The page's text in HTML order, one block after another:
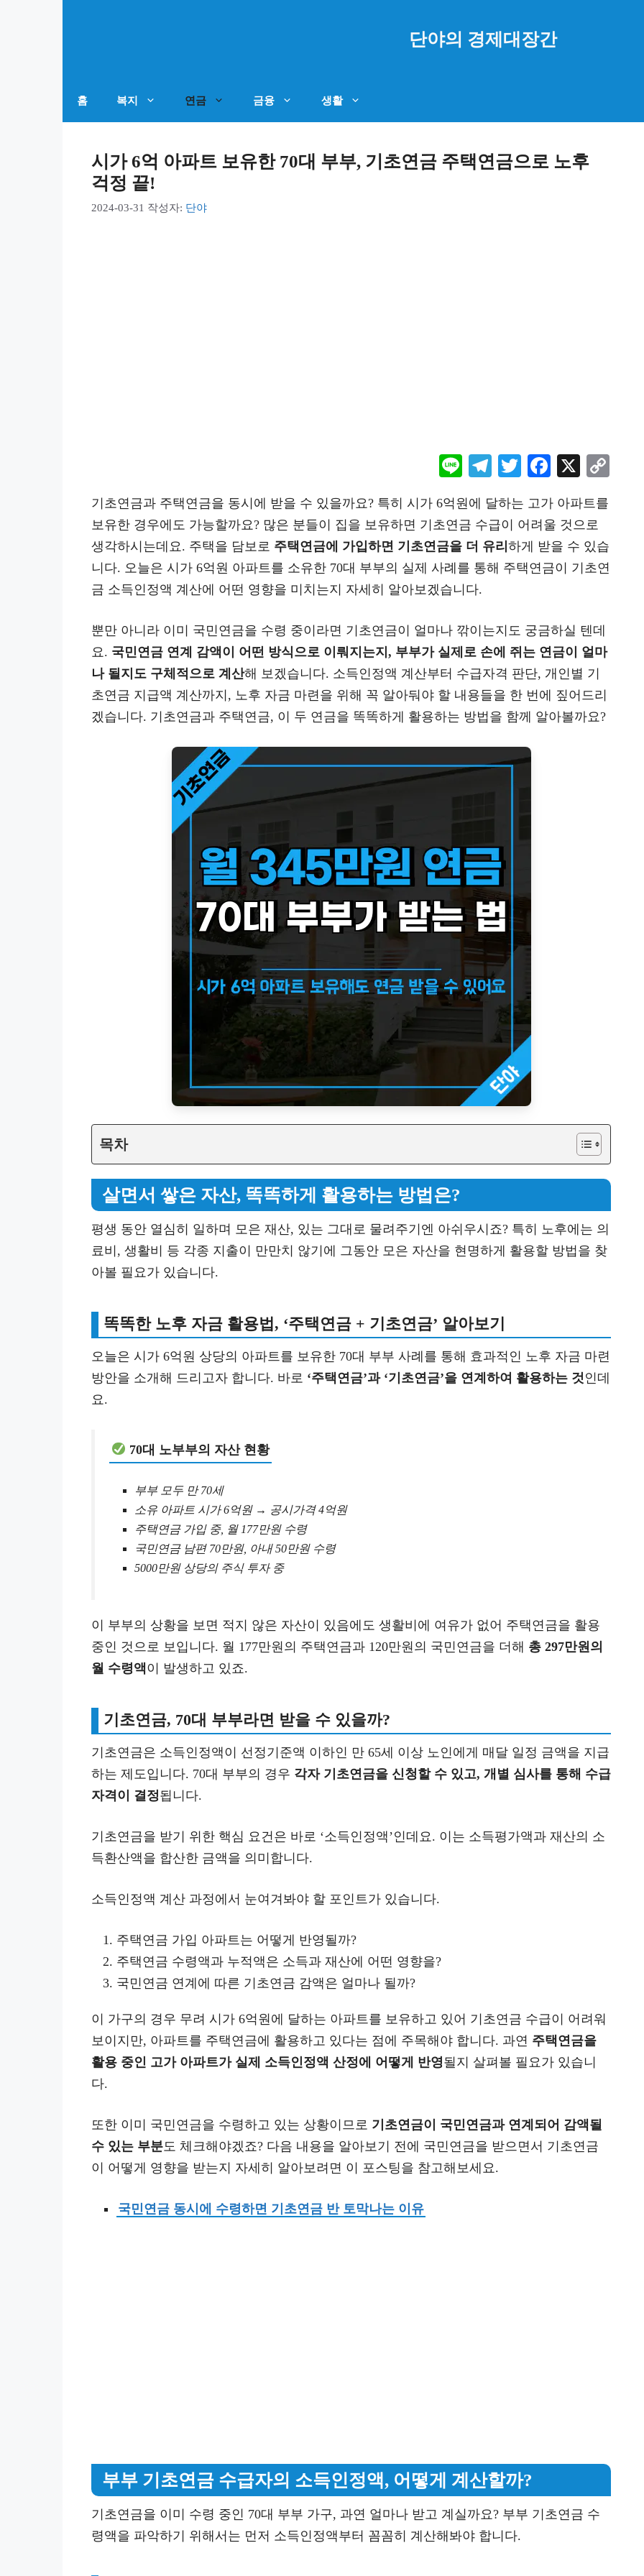
단야의 경제대장간
홈 복지 연금 금융 생활
시가 6억 아파트 보유한 70대 부부, 기초연금 주택연금으로 노후
걱정 끝!
2024-03-31 작성자: 단야
Li
Te
gr
a
m
T
tt
er
F
eb
oo
k
X
기초연금과 주택연금을 동시에 받을 수 있을까요? 특히 시가 6억원에 달하는 고가 아파트를
보유한 경우에도 가능할까요? 많은 분들이 집을 보유하면 기초연금 수급이 어려울 것으로
생각하시는데요. 주택을 담보로 주택연금에 가입하면 기초연금을 더 유리 하게 받을 수 있습
니다. 오늘은 시가 6억원 아파트를 소유한 70대 부부의 실제 사례를 통해 주택연금이 기초연
금 소득인정액 계산에 어떤 영향을 미치는지 자세히 알아보겠습니다.
뿐만 아니라 이미 국민연금을 수령 중이라면 기초연금이 얼마나 깎이는지도 궁금하실 텐데
요. 국민연금 연계 감액이 어떤 방식으로 이뤄지는지, 부부가 실제로 손에 쥐는 연금이 얼마
나 될지도 구체적으로 계산해 보겠습니다. 소득인정액 계산부터 수급자격 판단, 개인별 기
초연금 지급액 계산까지, 노후 자금 마련을 위해 꼭 알아둬야 할 내용들을 한 번에 짚어드리
겠습니다. 기초연금과 주택연금, 이 두 연금을 똑똑하게 활용하는 방법을 함께 알아볼까요?
목차
살면서 쌓은 자산, 똑똑하게 활용하는 방법은?
평생 동안 열심히 일하며 모은 재산, 있는 그대로 물려주기엔 아쉬우시죠? 특히 노후에는 의
료비, 생활비 등 각종 지출이 만만치 않기에 그동안 모은 자산을 현명하게 활용할 방법을 찾
아볼 필요가 있습니다.
똑똑한 노후 자금 활용법, ‘주택연금 + 기초연금’ 알아보기
오늘은 시가 6억원 상당의 아파트를 보유한 70대 부부 사례를 통해 효과적인 노후 자금 마련
방안을 소개해 드리고자 합니다. 바로 ‘주택연금’과 ‘기초연금’을 연계하여 활용하는 것 인데
요.
70대 노부부의 자산 현황
부부 모두 만 70세
소유 아파트 시가 6억원 → 공시가격 4억원
주택연금 가입 중, 월 177만원 수령
국민연금 남편 70만원, 아내 50만원 수령
5000만원 상당의 주식 투자 중
이 부부의 상황을 보면 적지 않은 자산이 있음에도 생활비에 여유가 없어 주택연금을 활용
중인 것으로 보입니다. 월 177만원의 주택연금과 120만원의 국민연금을 더해 총 297만원의
월 수령액이 발생하고 있죠.
기초연금, 70대 부부라면 받을 수 있을까?
기초연금은 소득인정액이 선정기준액 이하인 만 65세 이상 노인에게 매달 일정 금액을 지급
하는 제도입니다. 70대 부부의 경우 각자 기초연금을 신청할 수 있고, 개별 심사를 통해 수급
자격이 결정됩니다.
기초연금을 받기 위한 핵심 요건은 바로 ‘소득인정액’인데요. 이는 소득평가액과 재산의 소
득환산액을 합산한 금액을 의미합니다.
소득인정액 계산 과정에서 눈여겨봐야 할 포인트가 있습니다.
주택연금 가입 아파트는 어떻게 반영될까?
주택연금 수령액과 누적액은 소득과 재산에 어떤 영향을?
국민연금 연계에 따른 기초연금 감액은 얼마나 될까?
이 가구의 경우 무려 시가 6억원에 달하는 아파트를 보유하고 있어 기초연금 수급이 어려워
보이지만, 아파트를 주택연금에 활용하고 있다는 점에 주목해야 합니다. 과연 주택연금을
활용 중인 고가 아파트가 실제 소득인정액 산정에 어떻게 반영될지 살펴볼 필요가 있습니
다.
또한 이미 국민연금을 수령하고 있는 상황이므로 기초연금이 국민연금과 연계되어 감액될
수 있는 부분도 체크해야겠죠? 다음 내용을 알아보기 전에 국민연금을 받으면서 기초연금
이 어떻게 영향을 받는지 자세히 알아보려면 이 포스팅을 참고해보세요.
국민연금 동시에 수령하면 기초연금 반 토막나는 이유
부부 기초연금 수급자의 소득인정액, 어떻게 계산할까?
기초연금을 이미 수령 중인 70대 부부 가구, 과연 얼마나 받고 계실까요? 부부 기초연금 수
령액을 파악하기 위해서는 먼저 소득인정액부터 꼼꼼히 계산해봐야 합니다.